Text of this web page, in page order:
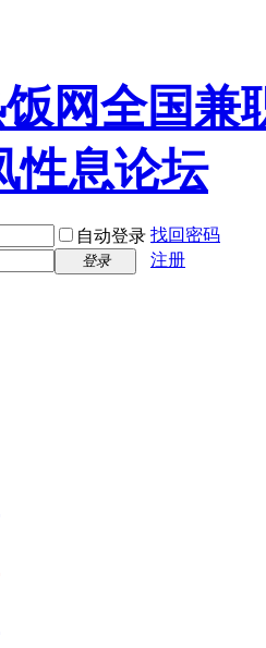
自动登录 找回密码
登录 注册